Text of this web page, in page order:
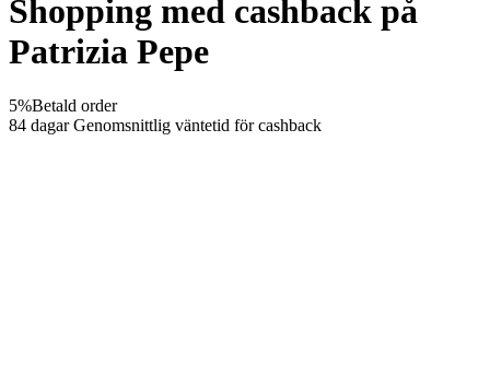
Shopping med cashback på
Patrizia Pepe
5%Betald order
84 dagar Genomsnittlig väntetid för cashback